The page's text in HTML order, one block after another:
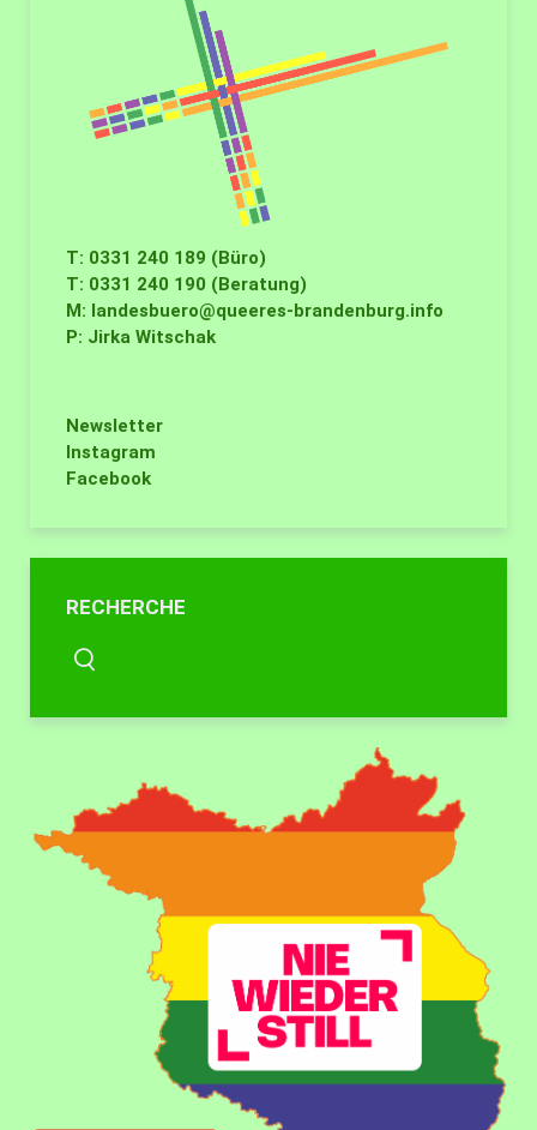
T: 0331 240 189 (Büro)
T: 0331 240 190 (Beratung)
M: landesbuero@queeres-brandenburg.info
P: Jirka Witschak
Newsletter
Instagram
Facebook
RECHERCHE